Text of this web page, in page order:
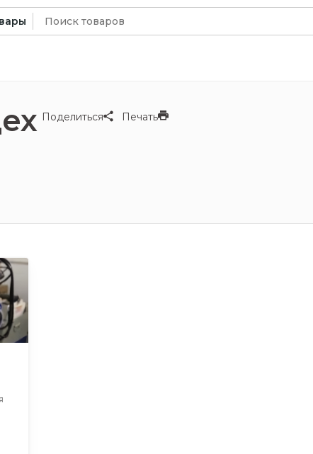
Искать:
Поделиться Печать